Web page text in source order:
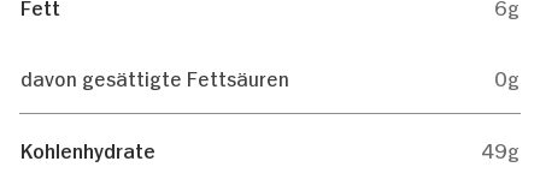
Fett 6g
davon gesättigte Fettsäuren 0g
Kohlenhydrate 49g